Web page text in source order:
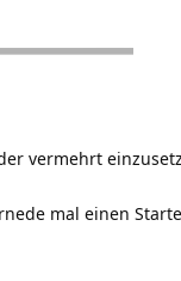
vermehrt
mal einen